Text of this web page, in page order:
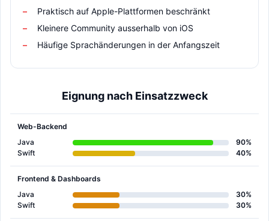
Praktisch auf Apple-Plattformen beschränkt
Kleinere Community ausserhalb von iOS
Häufige Sprachänderungen in der Anfangszeit
Eignung nach Einsatzzweck
Web-Backend
Java
90%
Swift
40%
Frontend & Dashboards
Java
30%
Swift
30%